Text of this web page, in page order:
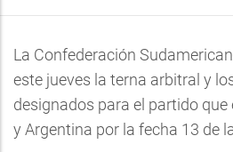
La Confederación
este jueves la terna arbitral y
designados para el partido
y Argentina por la fecha 13 de